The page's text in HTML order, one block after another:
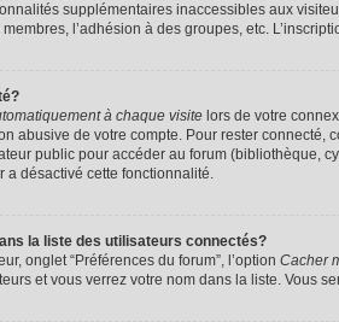
supplémentaires inaccessibles aux
l’adhésion à des groupes, etc.
à chaque visite lors de votre
abusive de votre compte. Pour rester connecté,
public pour accéder au forum (bibliothèque,
a désactivé cette fonctionnalité.
la liste des utilisateurs connectés?
onglet “Préférences du forum”, l’option Cacher
et vous verrez votre nom dans la liste. Vous